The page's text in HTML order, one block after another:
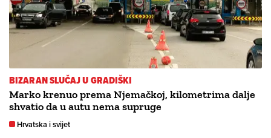
BIZARAN SLUČAJ U GRADIŠKI
Marko krenuo prema Njemačkoj, kilometrima dalje
shvatio da u autu nema supruge
Hrvatska i svijet